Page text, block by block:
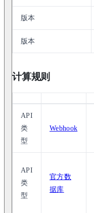
版本
版本
计算规则
API
类
型
Webhook
API
类
型
官方数
据库